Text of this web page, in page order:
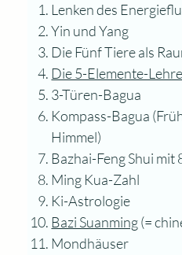
Lenken des
Yin und Yang
Die Fünf Tiere als
Die 5-Elemente-Lehre
3-Türen-Bagua
Kompass-Bagua
Himmel)
Bazhai-Feng Shui mit
Ming Kua-Zahl
Ki-Astrologie
Bazi Suanming(=
Mondhäuser